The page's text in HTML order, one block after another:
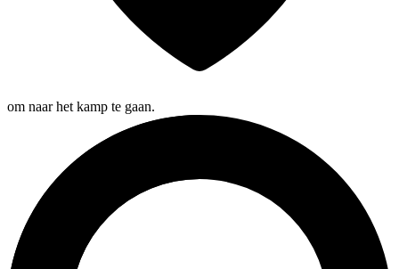
om naar het kamp te gaan.